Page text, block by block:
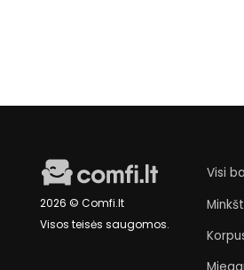
2026 © Comfi.lt
Visos teisės saugomos.
Visi